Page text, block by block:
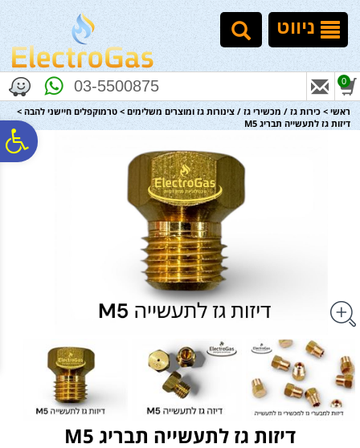
נגישות
אתר
המרכזי
ניווט
03-5500875 0
ראשי > כירות גז / מכשירי גז / צינורות גז ומוצרים משלימים > טרמוקפלים חיישני להבה >
דיזות גז לתעשייה תבריג M5
דיזות גז לתעשייה תבריג M5